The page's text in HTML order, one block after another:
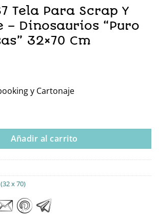
Tela Para Scrap Y
– Dinosaurios “Puro
32×70 Cm
y Cartonaje
Scrap Y Cartonaje – Dinosaurios “Puro
Añadir al carrito
x 70)